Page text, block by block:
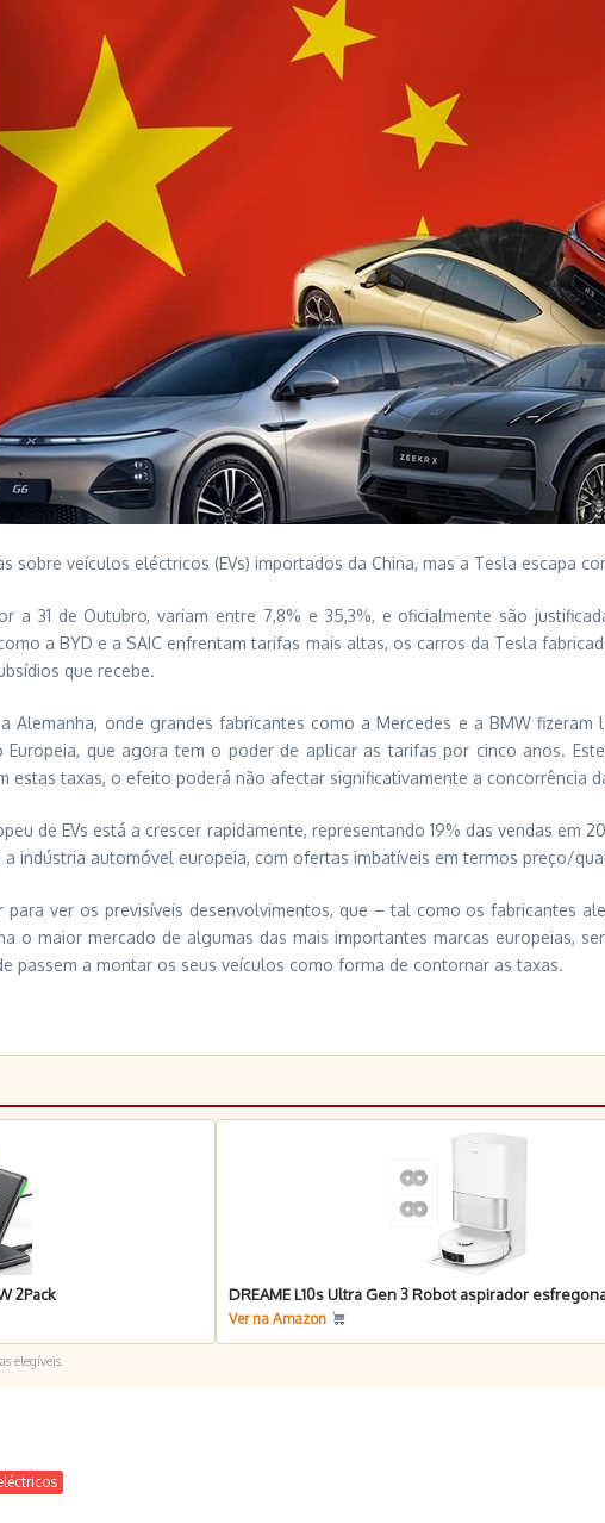
sobre veículos eléctricos (EVs) importados da China, mas a Tesla escapa
a 31 de Outubro, variam entre 7,8% e 35,3%, e oficialmente são
a BYD e a SAIC enfrentam tarifas mais altas, os carros da Tesla
que recebe.
Alemanha, onde grandes fabricantes como a Mercedes e a BMW
que agora tem o poder de aplicar as tarifas por cinco anos.
estas taxas, o efeito poderá não afectar significativamente a concorrência
de EVs está a crescer rapidamente, representando 19% das vendas
indústria automóvel europeia, com ofertas imbatíveis em termos preço/
ver os previsíveis desenvolvimentos, que – tal como os fabricantes
o maior mercado de algumas das mais importantes marcas europeias,
passem a montar os seus veículos como forma de contornar as taxas.
2Pack DREAME L10s Ultra Gen 3 Robot aspirador
Ver na Amazon
elegíveis.